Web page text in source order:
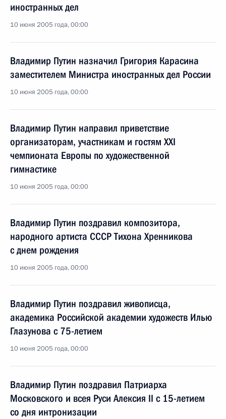
иностранных дел
10 июня 2005 года, 00:00
Владимир Путин назначил Григория Карасина
заместителем Министра иностранных дел России
10 июня 2005 года, 00:00
Владимир Путин направил приветствие
организаторам, участникам и гостям XXI
чемпионата Европы по художественной
гимнастике
10 июня 2005 года, 00:00
Владимир Путин поздравил композитора,
народного артиста СССР Тихона Хренникова
с днем рождения
10 июня 2005 года, 00:00
Владимир Путин поздравил живописца,
академика Российской академии художеств Илью
Глазунова с 75-летием
10 июня 2005 года, 00:00
Владимир Путин поздравил Патриарха
Московского и всея Руси Алексия II с 15-летием
со дня интронизации